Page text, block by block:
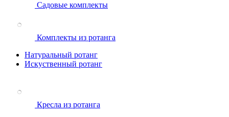
Садовые комплекты
Комплекты из ротанга
Натуральный ротанг
Искуственный ротанг
Кресла из ротанга